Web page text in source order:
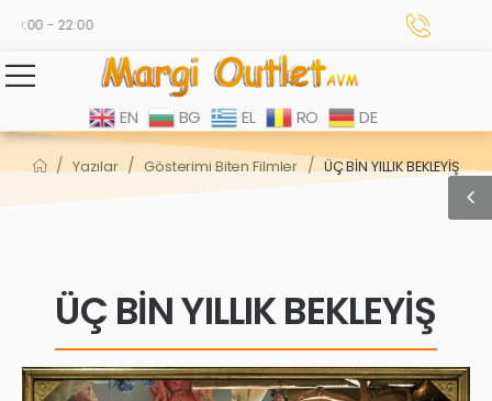
- 22:00
EN BG EL RO DE
/ Yazılar / Gösterimi Biten Filmler / ÜÇ BİN YILLIK BEKLEYİŞ
ÜÇ BİN YILLIK BEKLEYİŞ